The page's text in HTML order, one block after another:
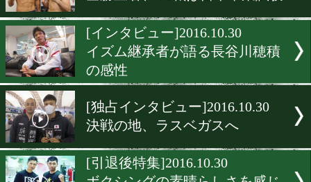
[前日計量]2016.10.31
全勝王者、V6戦は日本卒
[インタビュー]2016.10.30
イズム継承者が語る長谷川